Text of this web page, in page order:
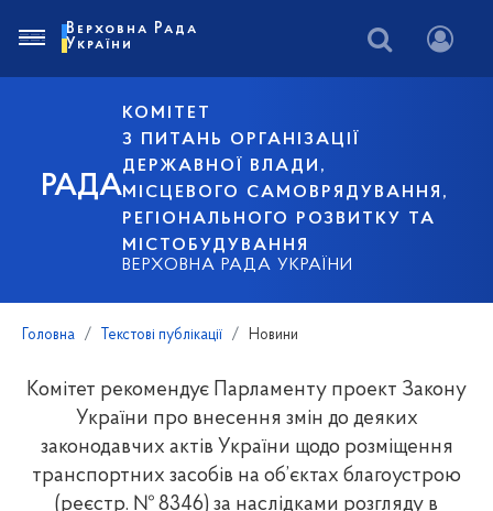
РАДА
КОМІТЕТ
З ПИТАНЬ ОРГАНІЗАЦІЇ
ДЕРЖАВНОЇ ВЛАДИ,
МІСЦЕВОГО САМОВРЯДУВАННЯ,
РЕГІОНАЛЬНОГО РОЗВИТКУ ТА
МІСТОБУДУВАННЯ
ВЕРХОВНА РАДА УКРАЇНИ
Верховна Рада
України
Головна Текстові публікації Новини
Комітет рекомендує Парламенту проект Закону
України про внесення змін до деяких
законодавчих актів України щодо розміщення
транспортних засобів на об’єктах благоустрою
(реєстр. № 8346) за наслідками розгляду в